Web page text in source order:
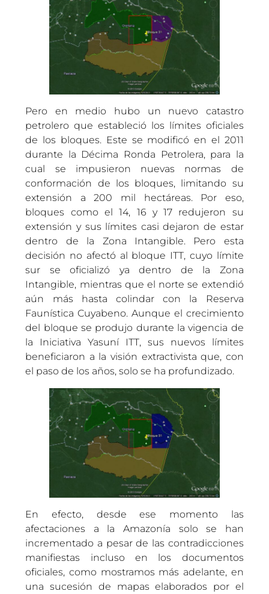
Pero en medio hubo un nuevo catastro
petrolero que estableció los límites oficiales
de los bloques. Este se modificó en el 2011
durante la Décima Ronda Petrolera, para la
cual se impusieron nuevas normas de
conformación de los bloques, limitando su
extensión a 200 mil hectáreas. Por eso,
bloques como el 14, 16 y 17 redujeron su
extensión y sus límites casi dejaron de estar
dentro de la Zona Intangible. Pero esta
decisión no afectó al bloque ITT, cuyo límite
sur se oficializó ya dentro de la Zona
Intangible, mientras que el norte se extendió
aún más hasta colindar con la Reserva
Faunística Cuyabeno. Aunque el crecimiento
del bloque se produjo durante la vigencia de
la Iniciativa Yasuní ITT, sus nuevos límites
beneficiaron a la visión extractivista que, con
el paso de los años, solo se ha profundizado.
En efecto, desde ese momento las
afectaciones a la Amazonía solo se han
incrementado a pesar de las contradicciones
manifiestas incluso en los documentos
oficiales, como mostramos más adelante, en
una sucesión de mapas elaborados por el